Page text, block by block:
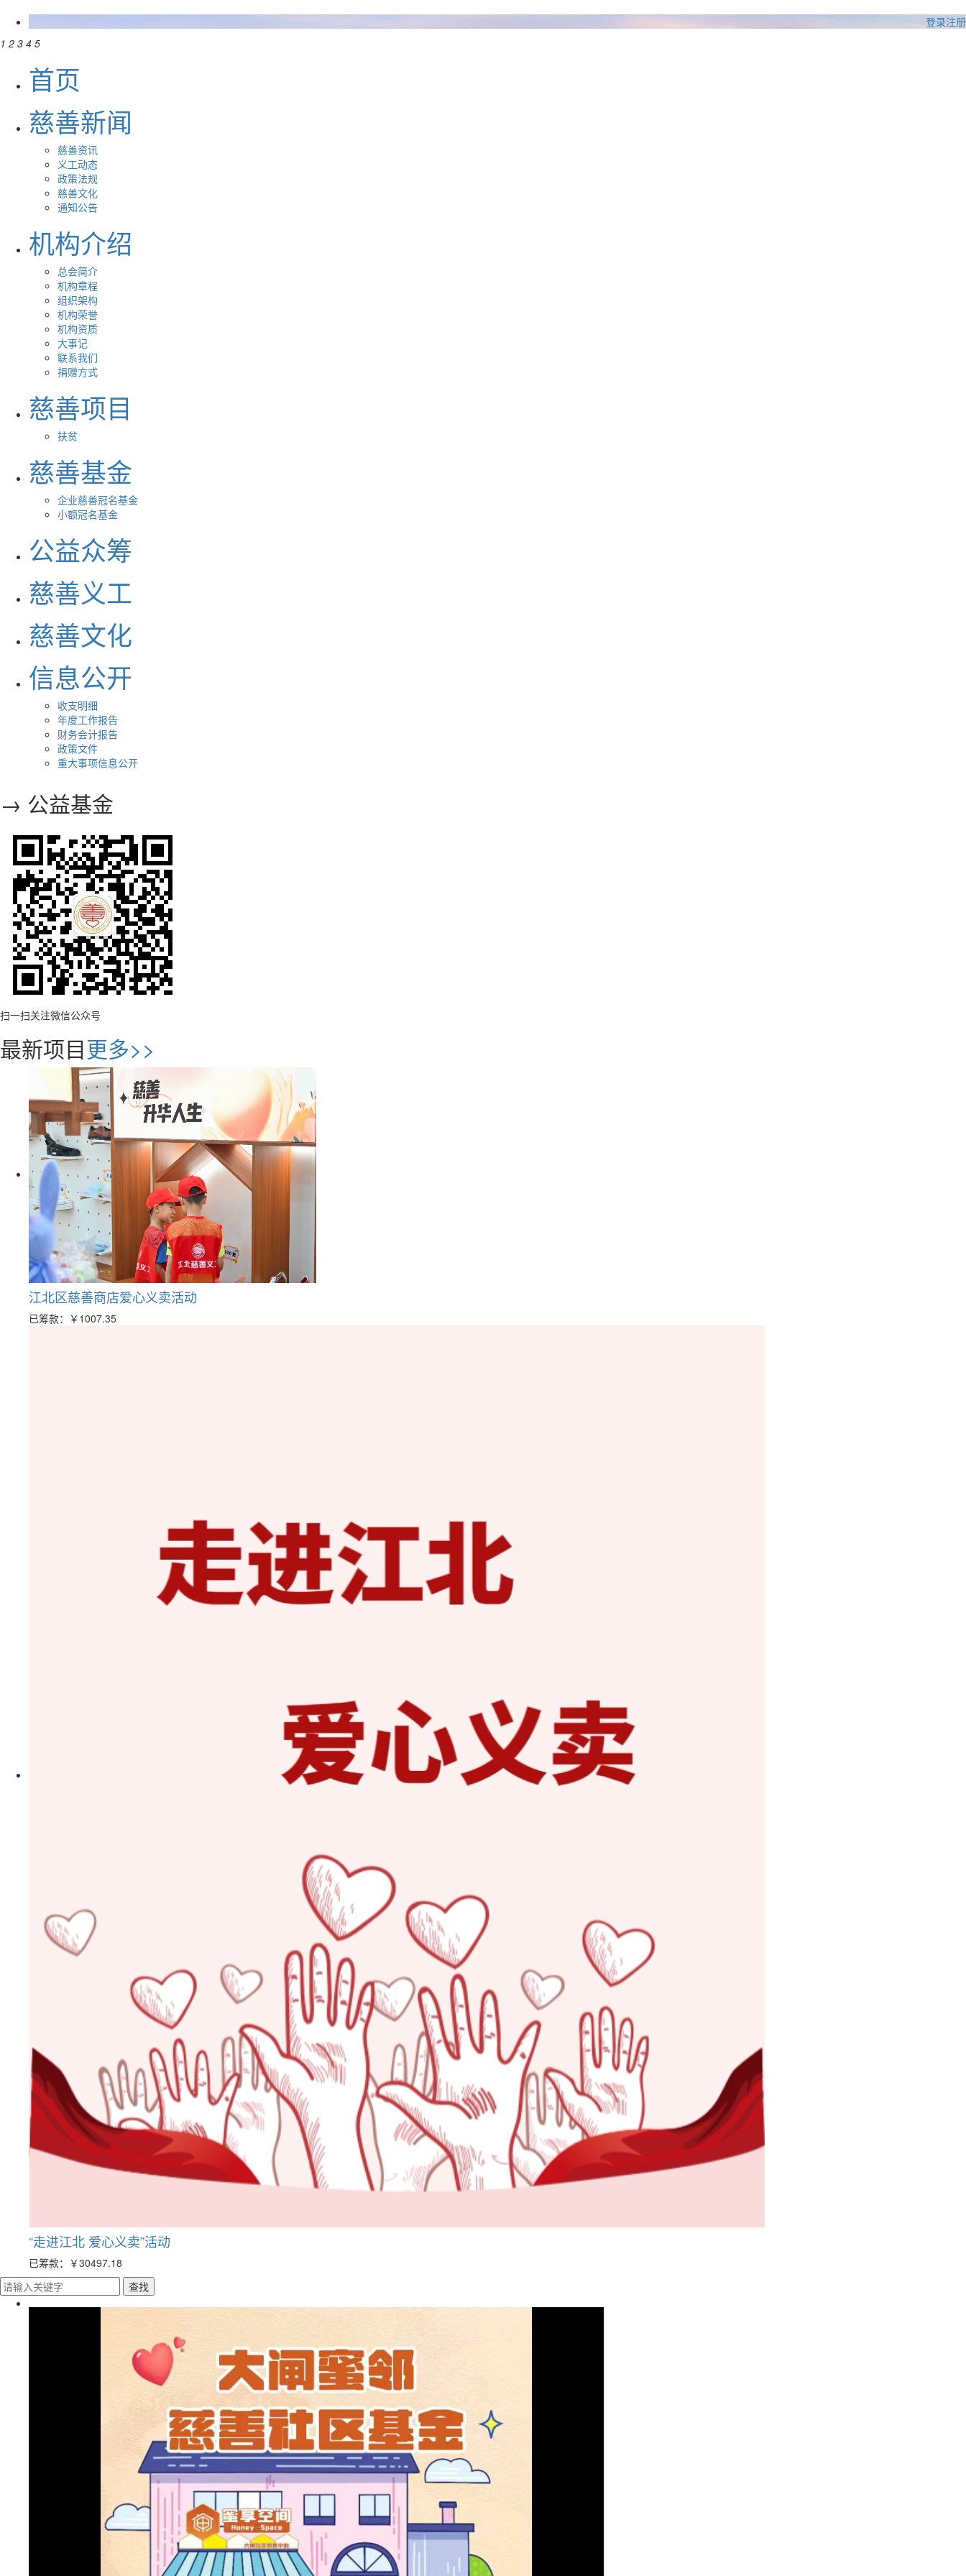
登录注册
1 2 3 4 5
首页
慈善新闻
慈善资讯
义工动态
政策法规
慈善文化
通知公告
机构介绍
总会简介
机构章程
组织架构
机构荣誉
机构资质
大事记
联系我们
捐赠方式
慈善项目
扶贫
慈善基金
企业慈善冠名基金
小额冠名基金
公益众筹
慈善义工
慈善文化
信息公开
收支明细
年度工作报告
财务会计报告
政策文件
重大事项信息公开
→ 公益基金
扫一扫关注微信公众号
最新项目更多>>
江北区慈善商店爱心义卖活动
已筹款： ￥1007.35
“走进江北 爱心义卖”活动
已筹款： ￥30497.18